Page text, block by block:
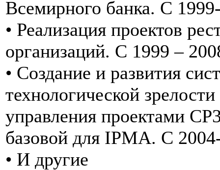
Всемирного банка. С
• Реализация проектов
организаций. С 1999 –
• Создание и развития
технологической
управления проектами
базовой для IPMA. С
• И другие